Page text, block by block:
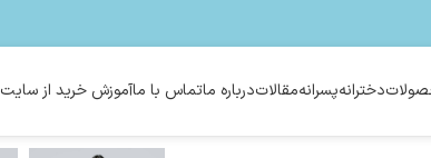
دخترانهپسرانهمقالاتدرباره ماتماس با ماآموزش خرید از سایت